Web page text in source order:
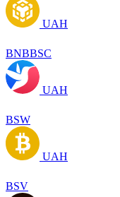
UAH
BNBBSC
UAH
BSW
UAH
BSV